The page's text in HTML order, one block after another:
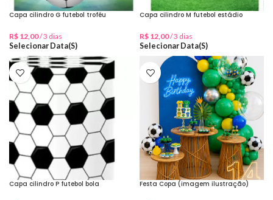
Capa cilindro G futebol troféu
R$ 12,00/ 3 dias
Selecionar Data(s)
Capa cilindro M futebol estádio
R$ 12,00/ 3 dias
Selecionar Data(s)
Capa cilindro P futebol bola Festa Copa (imagem ilustração)